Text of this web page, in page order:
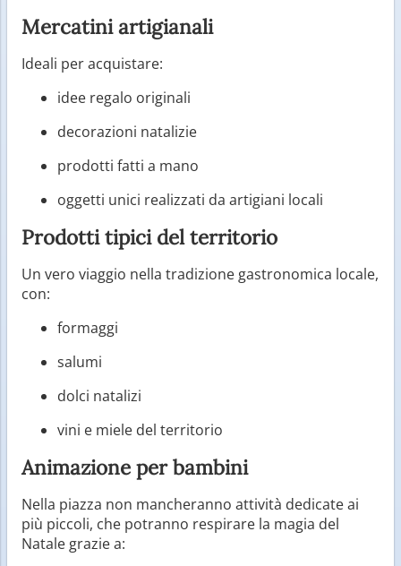
Mercatini artigianali
Ideali per acquistare:
idee regalo originali
decorazioni natalizie
prodotti fatti a mano
oggetti unici realizzati da artigiani locali
Prodotti tipici del territorio
Un vero viaggio nella tradizione gastronomica locale,
con:
formaggi
salumi
dolci natalizi
vini e miele del territorio
Animazione per bambini
Nella piazza non mancheranno attività dedicate ai
più piccoli, che potranno respirare la magia del
Natale grazie a: